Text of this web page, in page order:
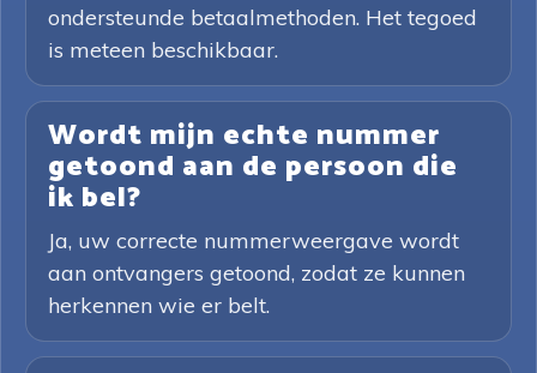
ondersteunde betaalmethoden. Het tegoed
is meteen beschikbaar.
Wordt mijn echte nummer
getoond aan de persoon die
ik bel?
Ja, uw correcte nummerweergave wordt
aan ontvangers getoond, zodat ze kunnen
herkennen wie er belt.